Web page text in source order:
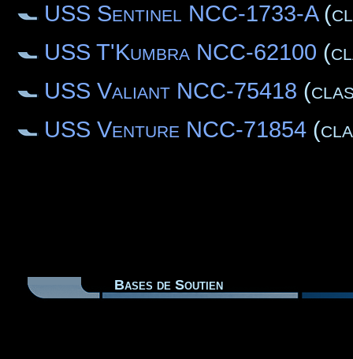
USS Sentinel NCC-1733-A
USS T'Kumbra NCC-62100
USS Valiant NCC-75418
USS Venture NCC-71854
Bases de Soutien